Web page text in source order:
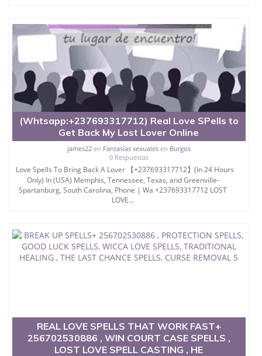
(Whtsapp:+237693317712) Real Love SPells to
Get Back My Lost Lover Online
james22en Fantasías sexualesen Burgos
0 Respuestas
Love Spells To Bring Back A Lover 【+237693317712】(In 24 Hours
Only) In (USA) Memphis, Tennessee, Texas, and Greenville-
Spartanburg, South Carolina, Phone | Wa +237693317712 LOST
LOVE...
REAL LOVE SPELLS THAT WORK FAST+
256702530886 , WIN COURT CASE SPELLS ,
LOST LOVE SPELL CASTING , HE